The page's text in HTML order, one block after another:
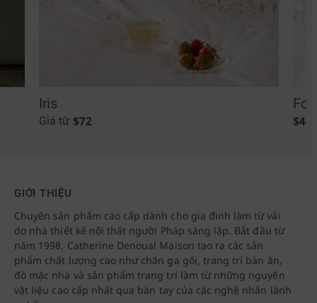
Iris
Giá từ $72 $48
GIỚI THIỆU
Chuyên sản phẩm cao cấp dành cho gia đình làm từ vải
do nhà thiết kế nội thất người Pháp sáng lập. Bắt đầu từ
năm 1998, Catherine Denoual Maison tạo ra các sản
phẩm chất lượng cao như chăn ga gối, trang trí bàn ăn,
đồ mặc nhà và sản phẩm trang trí làm từ những nguyên
vật liệu cao cấp nhất qua bàn tay của các nghệ nhân lành